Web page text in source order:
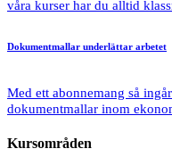
våra kurser har du alltid
Dokumentmallar underlättar arbetet
Med ett abonnemang så
dokumentmallar inom
Kursområden